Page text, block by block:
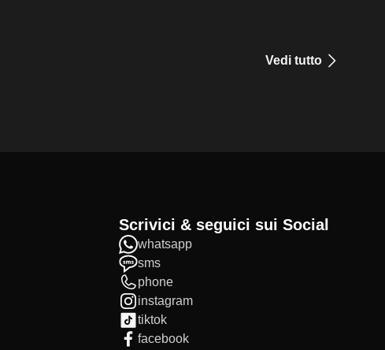
Vedi tutto
Scrivici & seguici sui Social
whatsapp
sms
phone
instagram
tiktok
facebook